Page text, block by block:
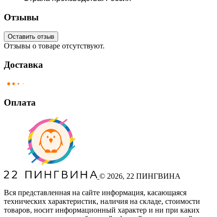
Отзывы
Оставить отзыв
Отзывы о товаре отсутствуют.
Доставка
Оплата
© 2026, 22 ПИНГВИНА
Вся представленная на сайте информация, касающаяся
технических характеристик, наличия на складе, стоимости
товаров, носит информационный характер и ни при каких